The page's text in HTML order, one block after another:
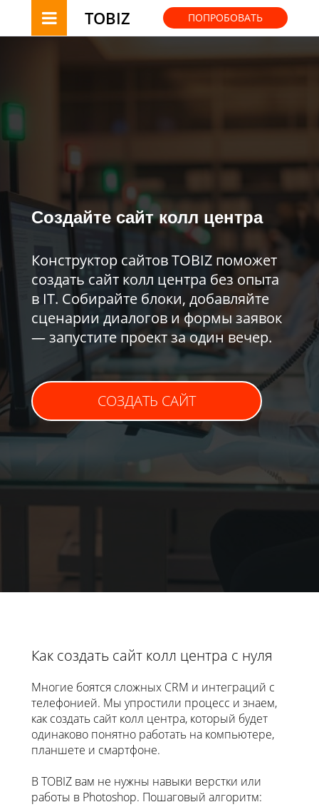
TOBIZ ПОПРОБОВАТЬ
Создайте сайт колл центра
Конструктор сайтов TOBIZ поможет
создать сайт колл центра без опыта
в IT. Собирайте блоки, добавляйте
сценарии диалогов и формы заявок
— запустите проект за один вечер.
СОЗДАТЬ САЙТ
Как создать сайт колл центра с нуля
Многие боятся сложных CRM и интеграций с
телефонией. Мы упростили процесс и знаем,
как создать сайт колл центра, который будет
одинаково понятно работать на компьютере,
планшете и смартфоне.
В TOBIZ вам не нужны навыки верстки или
работы в Photoshop. Пошаговый алгоритм: